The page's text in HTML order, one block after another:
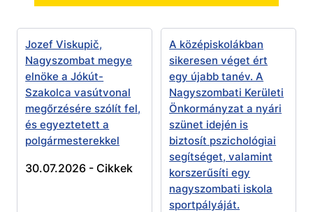
Jozef Viskupič,
Nagyszombat megye
elnöke a Jókút-
Szakolca vasútvonal
megőrzésére szólít fel,
és egyeztetett a
polgármesterekkel
30.07.2026 - Cikkek
A középiskolákban
sikeresen véget ért
egy újabb tanév. A
Nagyszombati Kerületi
Önkormányzat a nyári
szünet idején is
biztosít pszichológiai
segítséget, valamint
korszerűsíti egy
nagyszombati iskola
sportpályáját.